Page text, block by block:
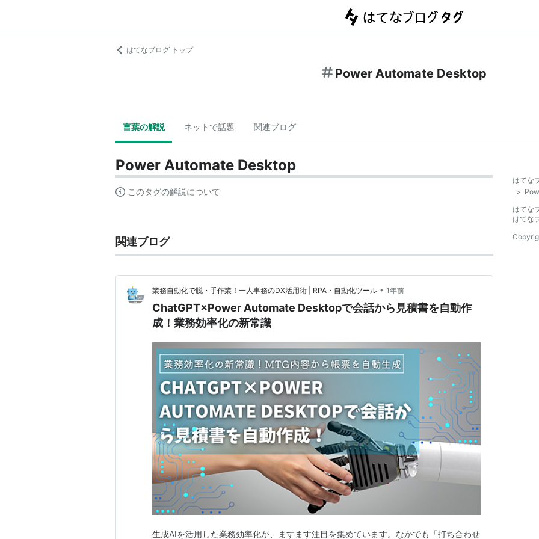
はてなブログ トップ
Power Automate Desktop
言葉の解説 ネットで話題 関連ブログ
Power Automate Desktop
このタグの解説について
関連ブログ
業務自動化で脱・手作業！一人事務のDX活用術 | RPA・自動化ツール • 1年前
ChatGPT×Power Automate Desktopで会話から見積書を自動作
成！業務効率化の新常識
生成AIを活用した業務効率化が、ますます注目を集めています。なかでも「打ち合わせ
はてな
>
はてな
はてな